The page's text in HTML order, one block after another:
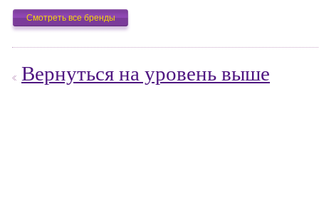
Смотреть все бренды
Вернуться на уровень выше